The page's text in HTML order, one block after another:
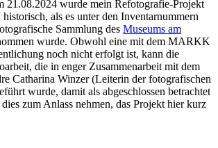
21.08.2024 wurde mein Refotografie-Projekt
als es unter den Inventarnummern
Sammlung des Museums am
wurde. Obwohl eine mit dem MARKK
noch nicht erfolgt ist, kann die
die in enger Zusammenarbeit mit dem
Catharina Winzer (Leiterin der fotografischen
wurde, damit als abgeschlossen betrachtet
zum Anlass nehmen, das Projekt hier kurz